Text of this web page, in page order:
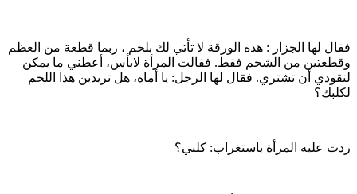
فقال لها الجزار : هذه الورقة لا تأتي لك بلحم ، ربما قطعة من العظم
وقطعتين من الشحم فقط. فقالت المرأة لابأس، أعطني ما يمكن
لنقودي أن تشتري. فقال لها الرجل: يا أماه، هل تريدين هذا اللحم
لكلبك؟
ردت عليه المرأة باستغراب: كلبي؟